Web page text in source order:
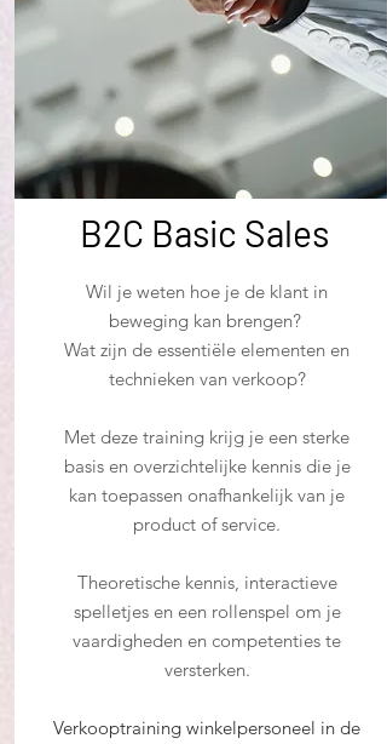
B2C Basic Sales
Wil je weten hoe je de klant in
beweging kan brengen?
Wat zijn de essentiële elementen en
technieken van verkoop?
Met deze training krijg je een sterke
basis en overzichtelijke kennis die je
kan toepassen onafhankelijk van je
product of service.
Theoretische kennis, interactieve
spelletjes en een rollenspel om je
vaardigheden en competenties te
versterken.
Verkooptraining winkelpersoneel in de